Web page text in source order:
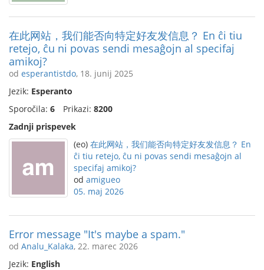
在此网站，我们能否向特定好友发信息？ En ĉi tiu
retejo, ĉu ni povas sendi mesaĝojn al specifaj
amikoj?
od esperantistdo, 18. junij 2025
Jezik: Esperanto
Sporočila: 6 Prikazi: 8200
Zadnji prispevek
(eo) 在此网站，我们能否向特定好友发信息？ En
ĉi tiu retejo, ĉu ni povas sendi mesaĝojn al
specifaj amikoj?
od amigueo
05. maj 2026
Error message "It's maybe a spam."
od Analu_Kalaka, 22. marec 2026
Jezik: English